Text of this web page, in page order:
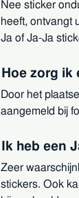
Nee sticker
heeft, ontvangt
Ja of Ja-Ja
Hoe zorg ik
Door het
aangemeld bij
Ik heb een
Zeer
stickers. Ook